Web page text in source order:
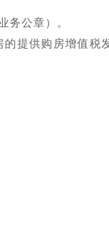
务公章）。
的提供购房增值税